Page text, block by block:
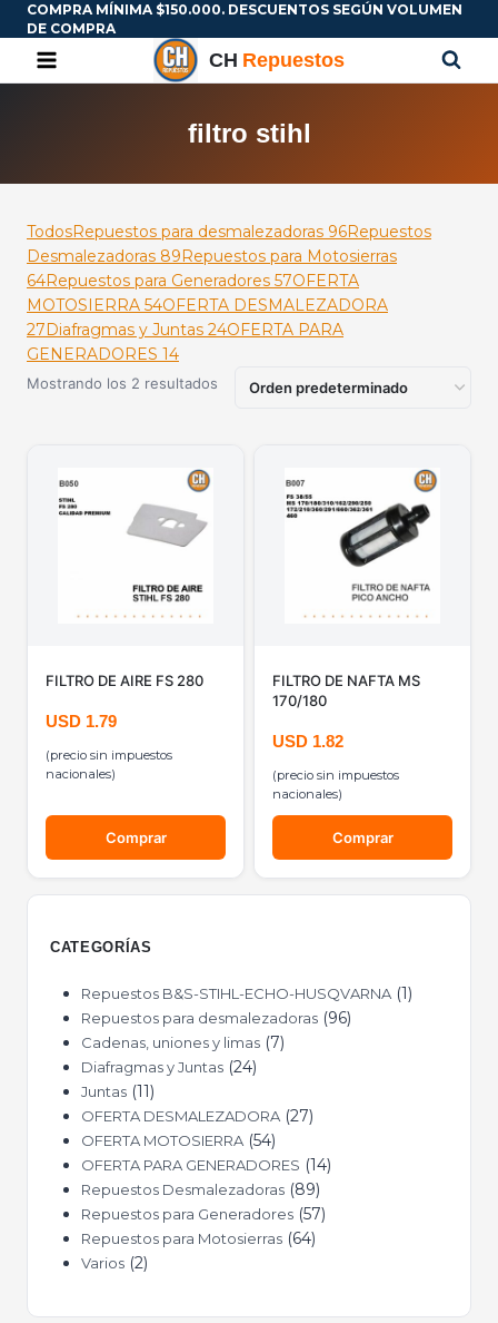
COMPRA MÍNIMA $150.000. DESCUENTOS SEGÚN VOLUMEN
DE COMPRA
filtro stihl
TodosRepuestos para desmalezadoras 96Repuestos
Desmalezadoras 89Repuestos para Motosierras
64Repuestos para Generadores 57OFERTA
MOTOSIERRA 54OFERTA DESMALEZADORA
27Diafragmas y Juntas 24OFERTA PARA
GENERADORES 14
Mostrando los 2 resultados
FILTRO DE AIRE FS 280
USD 1.79
(precio sin impuestos
nacionales)
Comprar
FILTRO DE NAFTA MS
170/180
USD 1.82
(precio sin impuestos
nacionales)
Comprar
CATEGORÍAS
Repuestos B&S-STIHL-ECHO-HUSQVARNA 1
Repuestos para desmalezadoras 96
Cadenas, uniones y limas 7
Diafragmas y Juntas 24
Juntas 11
OFERTA DESMALEZADORA 27
OFERTA MOTOSIERRA 54
OFERTA PARA GENERADORES 14
Repuestos Desmalezadoras 89
Repuestos para Generadores 57
Repuestos para Motosierras 64
Varios 2